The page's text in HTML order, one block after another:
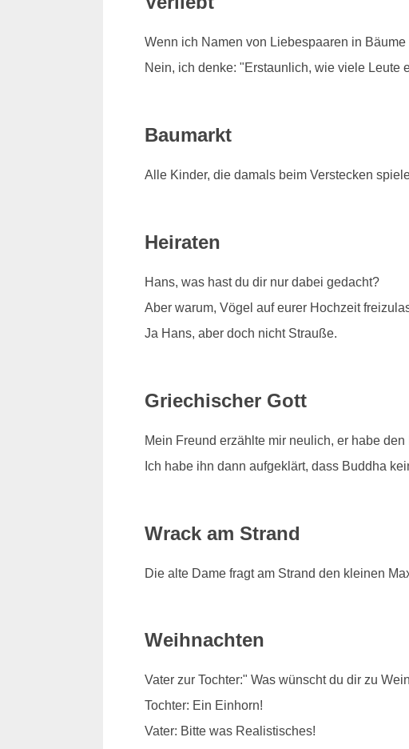
Wenn ich Namen von Liebespaaren in
Nein, ich denke: "Erstaunlich, wie viele Leute
Baumarkt
Alle Kinder, die damals beim Verstecken
Heiraten
Hans, was hast du dir nur dabei gedacht?
Aber warum, Vögel auf eurer Hochzeit
Ja Hans, aber doch nicht Strauße.
Griechischer Gott
Mein Freund erzählte mir neulich, er habe
Ich habe ihn dann aufgeklärt, dass Buddha
Wrack am Strand
Die alte Dame fragt am Strand den kleinen
Weihnachten
Vater zur Tochter:" Was wünscht du dir zu
Tochter: Ein Einhorn!
Vater: Bitte was Realistisches!